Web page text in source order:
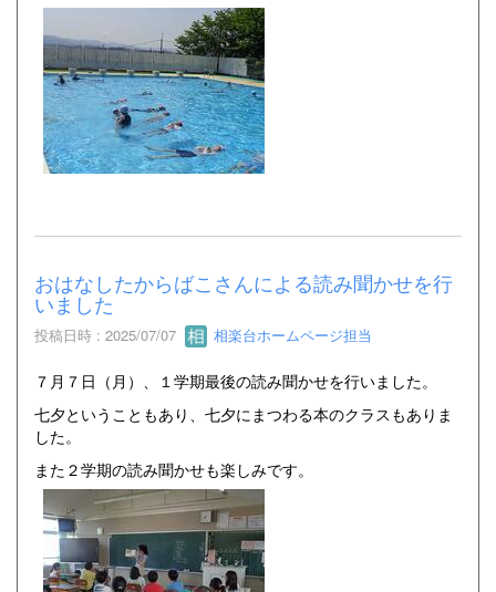
おはなしたからばこさんによる読み聞かせを行
いました
投稿日時 : 2025/07/07 相楽台ホームページ担当
７月７日（月）、１学期最後の読み聞かせを行いました。
七夕ということもあり、七夕にまつわる本のクラスもありま
した。
また２学期の読み聞かせも楽しみです。